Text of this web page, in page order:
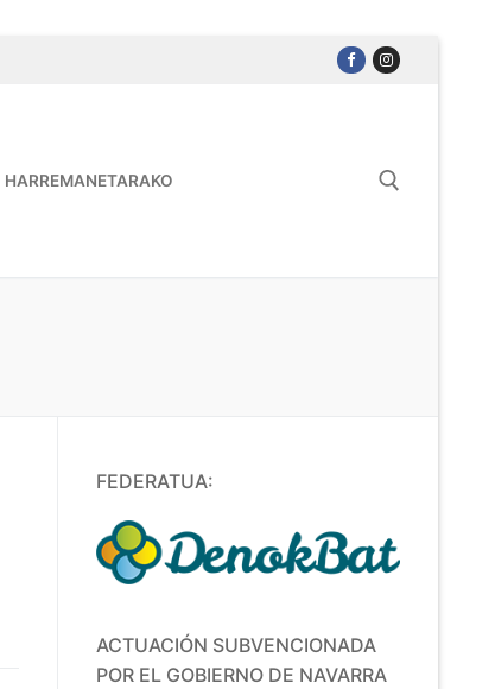
HARREMANETARAKO
FEDERATUA:
ACTUACIÓN SUBVENCIONADA
POR EL GOBIERNO DE NAVARRA